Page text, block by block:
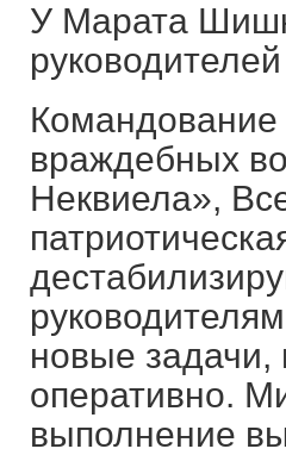
У Марата
враждебных
Неквиела»,
новые задачи,
оперативно.
выполнение